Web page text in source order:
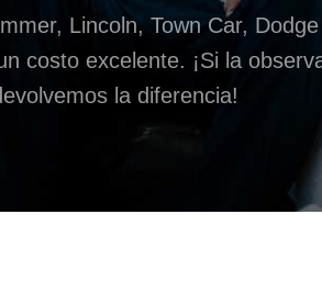
Lincoln, Town Car,
costo excelente. ¡Si la
la diferencia!